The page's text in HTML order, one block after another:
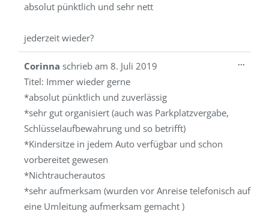
absolut pünktlich und sehr nett
jederzeit wieder?
Corinna schrieb am 8. Juli 2019
Titel: Immer wieder gerne
*absolut pünktlich und zuverlässig
*sehr gut organisiert (auch was Parkplatzvergabe,
Schlüsselaufbewahrung und so betrifft)
*Kindersitze in jedem Auto verfügbar und schon
vorbereitet gewesen
*Nichtraucherautos
*sehr aufmerksam (wurden vor Anreise telefonisch auf
eine Umleitung aufmerksam gemacht )
...